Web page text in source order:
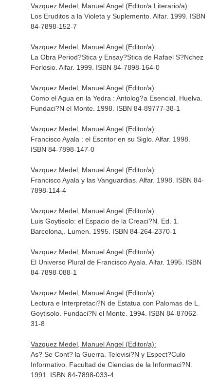
Vazquez Medel, Manuel Angel (Editor/a Literario/a):
Los Eruditos a la Violeta y Suplemento. Alfar. 1999. ISBN
84-7898-152-7
Vazquez Medel, Manuel Angel (Editor/a):
La Obra Period?Stica y Ensay?Stica de Rafael S?Nchez
Ferlosio. Alfar. 1999. ISBN 84-7898-164-0
Vazquez Medel, Manuel Angel (Editor/a):
Como el Agua en la Yedra : Antolog?a Esencial. Huelva.
Fundaci?N el Monte. 1998. ISBN 84-89777-38-1
Vazquez Medel, Manuel Angel (Editor/a):
Francisco Ayala : el Escritor en su Siglo. Alfar. 1998.
ISBN 84-7898-147-0
Vazquez Medel, Manuel Angel (Editor/a):
Francisco Ayala y las Vanguardias. Alfar. 1998. ISBN 84-
7898-114-4
Vazquez Medel, Manuel Angel (Editor/a):
Luis Goytisolo: el Espacio de la Creaci?N. Ed. 1.
Barcelona,. Lumen. 1995. ISBN 84-264-2370-1
Vazquez Medel, Manuel Angel (Editor/a):
El Universo Plural de Francisco Ayala. Alfar. 1995. ISBN
84-7898-088-1
Vazquez Medel, Manuel Angel (Editor/a):
Lectura e Interpretaci?N de Estatua con Palomas de L.
Goytisolo. Fundaci?N el Monte. 1994. ISBN 84-87062-
31-8
Vazquez Medel, Manuel Angel (Editor/a):
As? Se Cont? la Guerra. Televisi?N y Espect?Culo
Informativo. Facultad de Ciencias de la Informaci?N.
1991. ISBN 84-7898-033-4